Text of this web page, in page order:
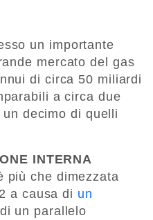
un importante
mercato del gas
di circa 50 miliardi
a circa due
decimo di quelli
INTERNA
più che dimezzata
a causa di un
un parallelo